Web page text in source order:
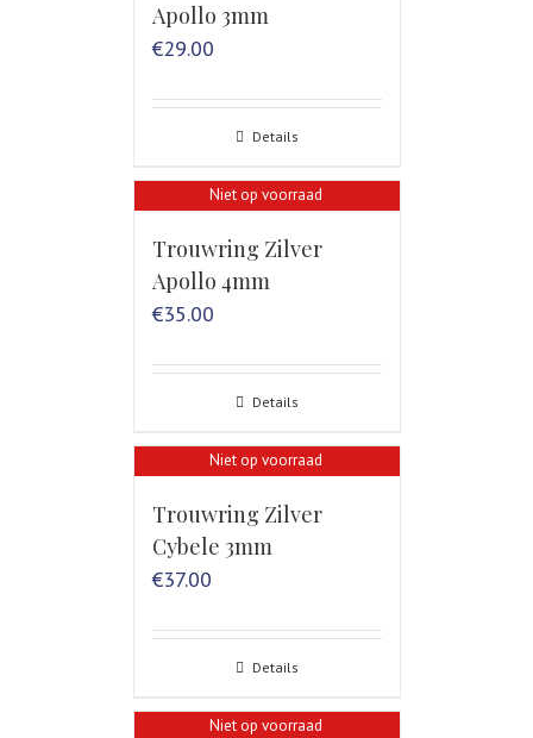
Apollo 3mm
€29.00
Details
Niet op voorraad
Trouwring Zilver
Apollo 4mm
€35.00
Details
Niet op voorraad
Trouwring Zilver
Cybele 3mm
€37.00
Details
Niet op voorraad